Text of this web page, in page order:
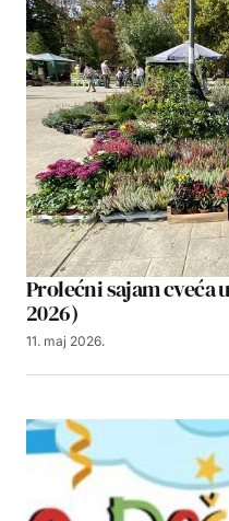
Prolećni sajam cveća
2026)
11. maj 2026.